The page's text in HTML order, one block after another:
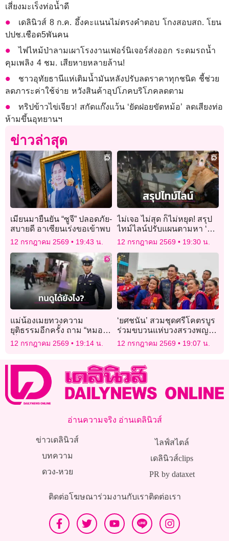
เสี่ยงมะเร็งท่อน้ำดี
เดลินิวส์ 8 ก.ค. อึ้งคะแนนไม่ตรงคำตอบ โกงสอบสถ. โยน
ปปช.เชือด5พันคน
ไฟไหม้ป่าลามเผาโรงงานเฟอร์นิเจอร์ส่งออก ระดมรถน้ำ
คุมเพลิง 4 ชม. เสียหายหลายล้าน!
ชาวอุทัยธานีแห่เติมน้ำมันหลังปรับลดราคาทุกชนิด ชี้ช่วย
ลดภาระค่าใช้จ่าย หวังสินค้าอุปโภคบริโภคลดตาม
ทริปข้าวไข่เจียว! สกัดแก๊งแว้น ‘ยัดฝอยขัดหม้อ’ ลดเสียงท่อ
ห้ามขึ้นอุทยานฯ
ข่าวล่าสุด
เมียนมายืนยัน “ซูจี” ปลอดภัย-
สบายดี อาเซียนเร่งขอเข้าพบ
12 กรกฎาคม 2569 19:43 น.
ไม่เจอ ไม่สุด ก็ไม่หยุด! สรุป
ไทม์ไลน์ปรับแผนตามหา ‘สี
ส้ม’ แมวพิการหายบนรถไฟ
12 กรกฎาคม 2569 19:30 น.
แม่น้องเมยทวงความ
ยุติธรรมอีกครั้ง ถาม “หมอ”ดู
เด็กชักตายต่อหน้าต่อตาได้ยัง
12 กรกฎาคม 2569 19:14 น.
‘ยศชนัน’ สวมชุดศรีโคตรบูร
ร่วมขบวนแห่บวงสรวงพญา
ศรีสัตตนาคราช
12 กรกฎาคม 2569 19:07 น.
อ่านความจริง อ่านเดลินิวส์
ข่าวเดลินิวส์
บทความ
ดวง-หวย
ไลฟ์สไตล์
เดลินิวส์clips
PR by dataxet
ติดต่อโฆษณาร่วมงานกับเราติดต่อเรา